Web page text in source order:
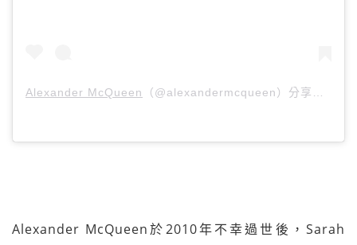
Alexander McQueen （@alexandermcqueen）分享的貼文 於
Alexander McQueen於2010年不幸過世後，Sarah